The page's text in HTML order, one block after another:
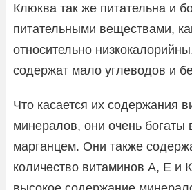
Клюква так же питательна и
питательными веществами,
относительно
содержат мало углеводов и
Что касается их содержания
минералов, они очень богаты
марганцем. Они также
количество витаминов А, Е и